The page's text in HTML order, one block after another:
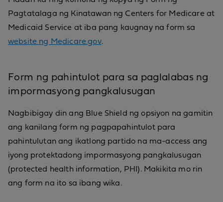
Pagtatalaga ng Kinatawan ng Centers for Medicare at
Medicaid Service at iba pang kaugnay na form sa
website ng Medicare.gov.
Form ng pahintulot para sa paglalabas ng
impormasyong pangkalusugan
Nagbibigay din ang Blue Shield ng opsiyon na gamitin
ang kanilang form ng pagpapahintulot para
pahintulutan ang ikatlong partido na ma-access ang
iyong protektadong impormasyong pangkalusugan
(protected health information, PHI). Makikita mo rin
ang form na ito sa ibang wika.